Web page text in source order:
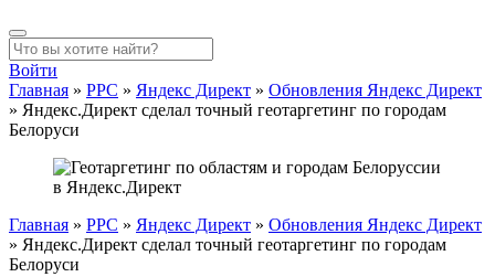
Войти
Главная » PPC » Яндекс Директ » Обновления Яндекс Директ
» Яндекс.Директ сделал точный геотаргетинг по городам
Белоруси
Главная » PPC » Яндекс Директ » Обновления Яндекс Директ
» Яндекс.Директ сделал точный геотаргетинг по городам
Белоруси